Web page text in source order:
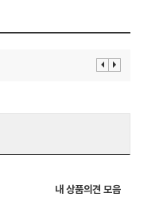
이 다
내 상품의견 모음